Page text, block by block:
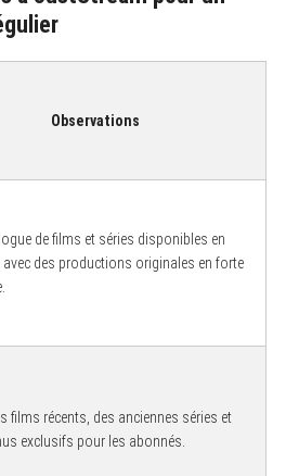
Observations
de films et séries disponibles en
avec des productions originales en forte
films récents, des anciennes séries et
exclusifs pour les abonnés.